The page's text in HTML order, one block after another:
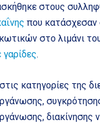
στους
που κατάσχεσαν
στο λιμάνι
γαρίδες.
κατηγορίες της
διακίνησης